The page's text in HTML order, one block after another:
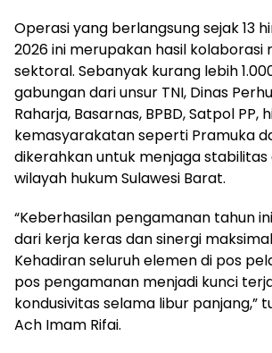
Operasi yang berlangsung sejak 13
2026 ini merupakan hasil kolaborasi
sektoral. Sebanyak kurang lebih
gabungan dari unsur TNI, Dinas
Raharja, Basarnas, BPBD, Satpol PP,
kemasyarakatan seperti Pramuka
dikerahkan untuk menjaga stabilitas
wilayah hukum Sulawesi Barat.
“Keberhasilan pengamanan tahun
dari kerja keras dan sinergi
Kehadiran seluruh elemen di pos
pos pengamanan menjadi kunci
kondusivitas selama libur panjang,”
Ach Imam Rifai.